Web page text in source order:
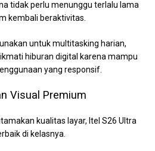
tidak perlu menunggu terlalu lama
kembali beraktivitas.
untuk multitasking harian,
hiburan digital karena mampu
yang responsif.
Visual Premium
kualitas layar, Itel S26 Ultra
di kelasnya.